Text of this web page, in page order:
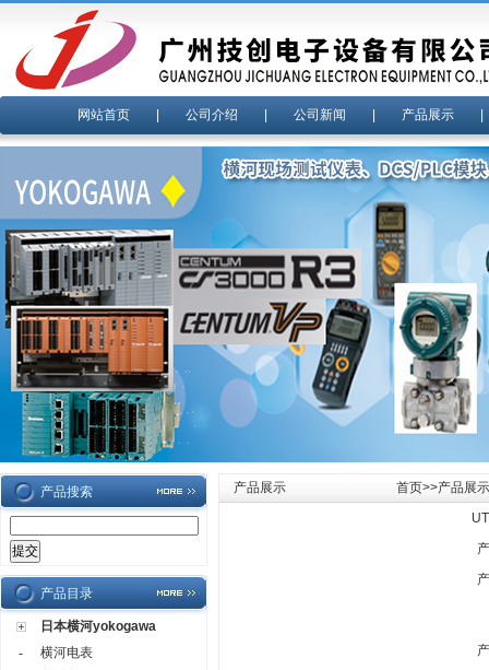
网站首页 公司介绍 公司新闻 产品展示
产品搜索
产品目录
日本横河yokogawa
-
横河电表
产品展示 首页>>产品展示